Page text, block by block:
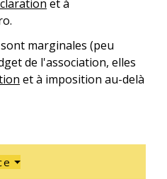
et à
marginales (peu
de l'association, elles
et à imposition au-delà